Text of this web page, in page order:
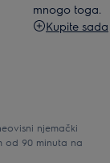
mnogo toga.
Kupite sada
njemački
od 90 minuta na